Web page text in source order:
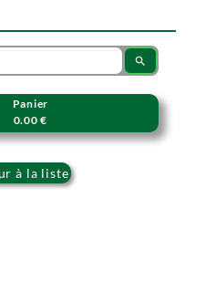
search
Panier
0.00 €
à la liste